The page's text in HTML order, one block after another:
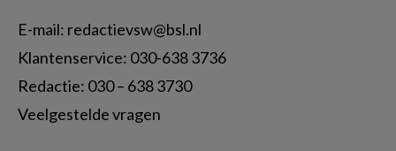
E-mail: redactievsw@bsl.nl
Klantenservice: 030-638 3736
Redactie: 030 – 638 3730
Veelgestelde vragen